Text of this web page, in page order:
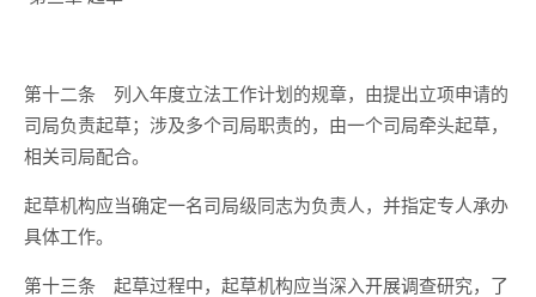
第十二条 列入年度立法工作计划的规章，由提出立项申请的
司局负责起草；涉及多个司局职责的，由一个司局牵头起草，
相关司局配合。
起草机构应当确定一名司局级同志为负责人，并指定专人承办
具体工作。
第十三条 起草过程中，起草机构应当深入开展调查研究，了